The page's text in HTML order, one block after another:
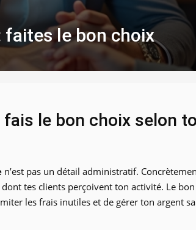
faites le bon choix
le bon choix selon
n’est pas un détail administratif.
tes clients perçoivent ton activité. Le bon
les frais inutiles et de gérer ton argent